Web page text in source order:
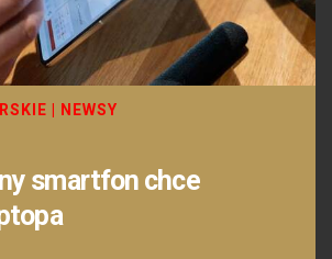
NEWSY
smartfon chce